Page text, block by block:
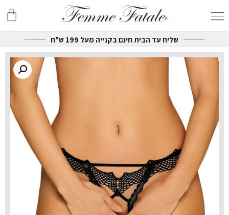
שליח עד הבית חינם בקנייה מעל 199 ש"ח